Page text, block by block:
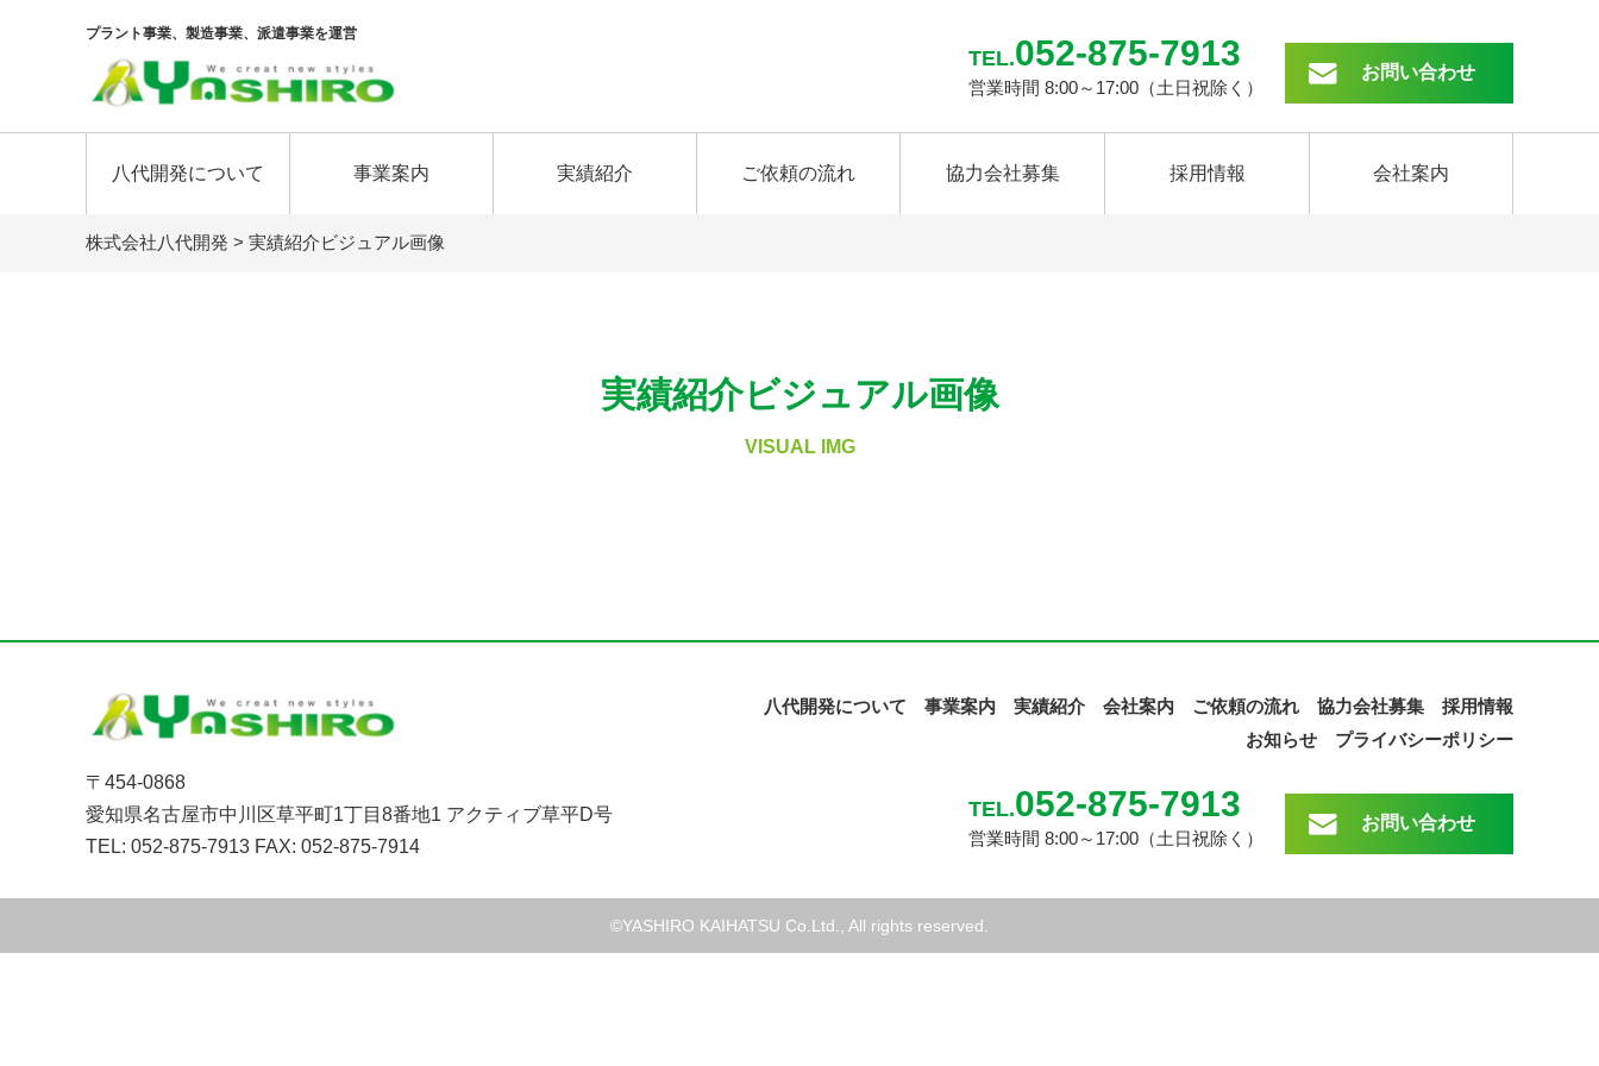
プラント事業、製造事業、派遣事業を運営
TEL.052-875-7913
営業時間 8:00～17:00（土日祝除く）
お問い合わせ
八代開発について 事業案内 実績紹介 ご依頼の流れ 協力会社募集 採用情報 会社案内
株式会社八代開発 > 実績紹介ビジュアル画像
実績紹介ビジュアル画像
VISUAL IMG
〒454-0868
愛知県名古屋市中川区草平町1丁目8番地1 アクティブ草平D号
TEL: 052-875-7913 FAX: 052-875-7914
八代開発について 事業案内 実績紹介 会社案内 ご依頼の流れ 協力会社募集
採用情報
お知らせ
プライバシーポリシー
TEL.052-875-7913
営業時間 8:00～17:00（土日祝除く）
お問い合わせ
©YASHIRO KAIHATSU Co.Ltd., All rights reserved.